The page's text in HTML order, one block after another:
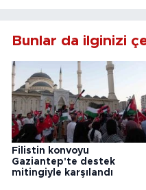
Bunlar da ilginizi
Filistin konvoyu
Gaziantep'te destek
mitingiyle karşılandı